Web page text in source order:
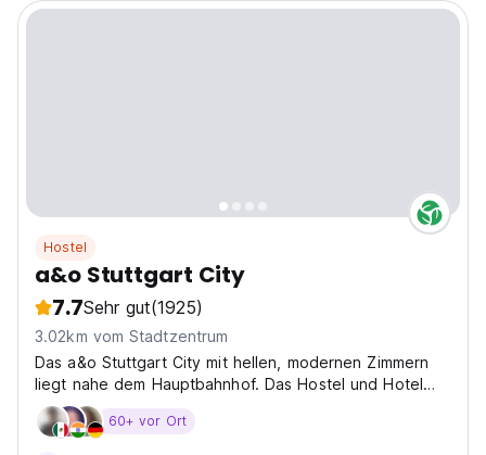
Hostel
a&o Stuttgart City
7.7Sehr gut(1925)
3.02km vom Stadtzentrum
Das a&o Stuttgart City mit hellen, modernen Zimmern
liegt nahe dem Hauptbahnhof. Das Hostel und Hotel
stellt Einzel-, Doppel- und Familienzimmer mit eigener
Dusche und WC im Hotelteil und Mehrbettzimmer fuer 4
60+ vor Ort